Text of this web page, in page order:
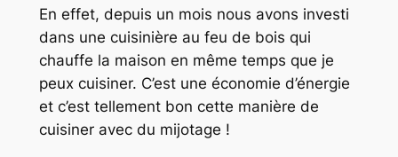
En effet, depuis un mois nous avons investi
dans une cuisinière au feu de bois qui
chauffe la maison en même temps que je
peux cuisiner. C’est une économie d’énergie
et c’est tellement bon cette manière de
cuisiner avec du mijotage !